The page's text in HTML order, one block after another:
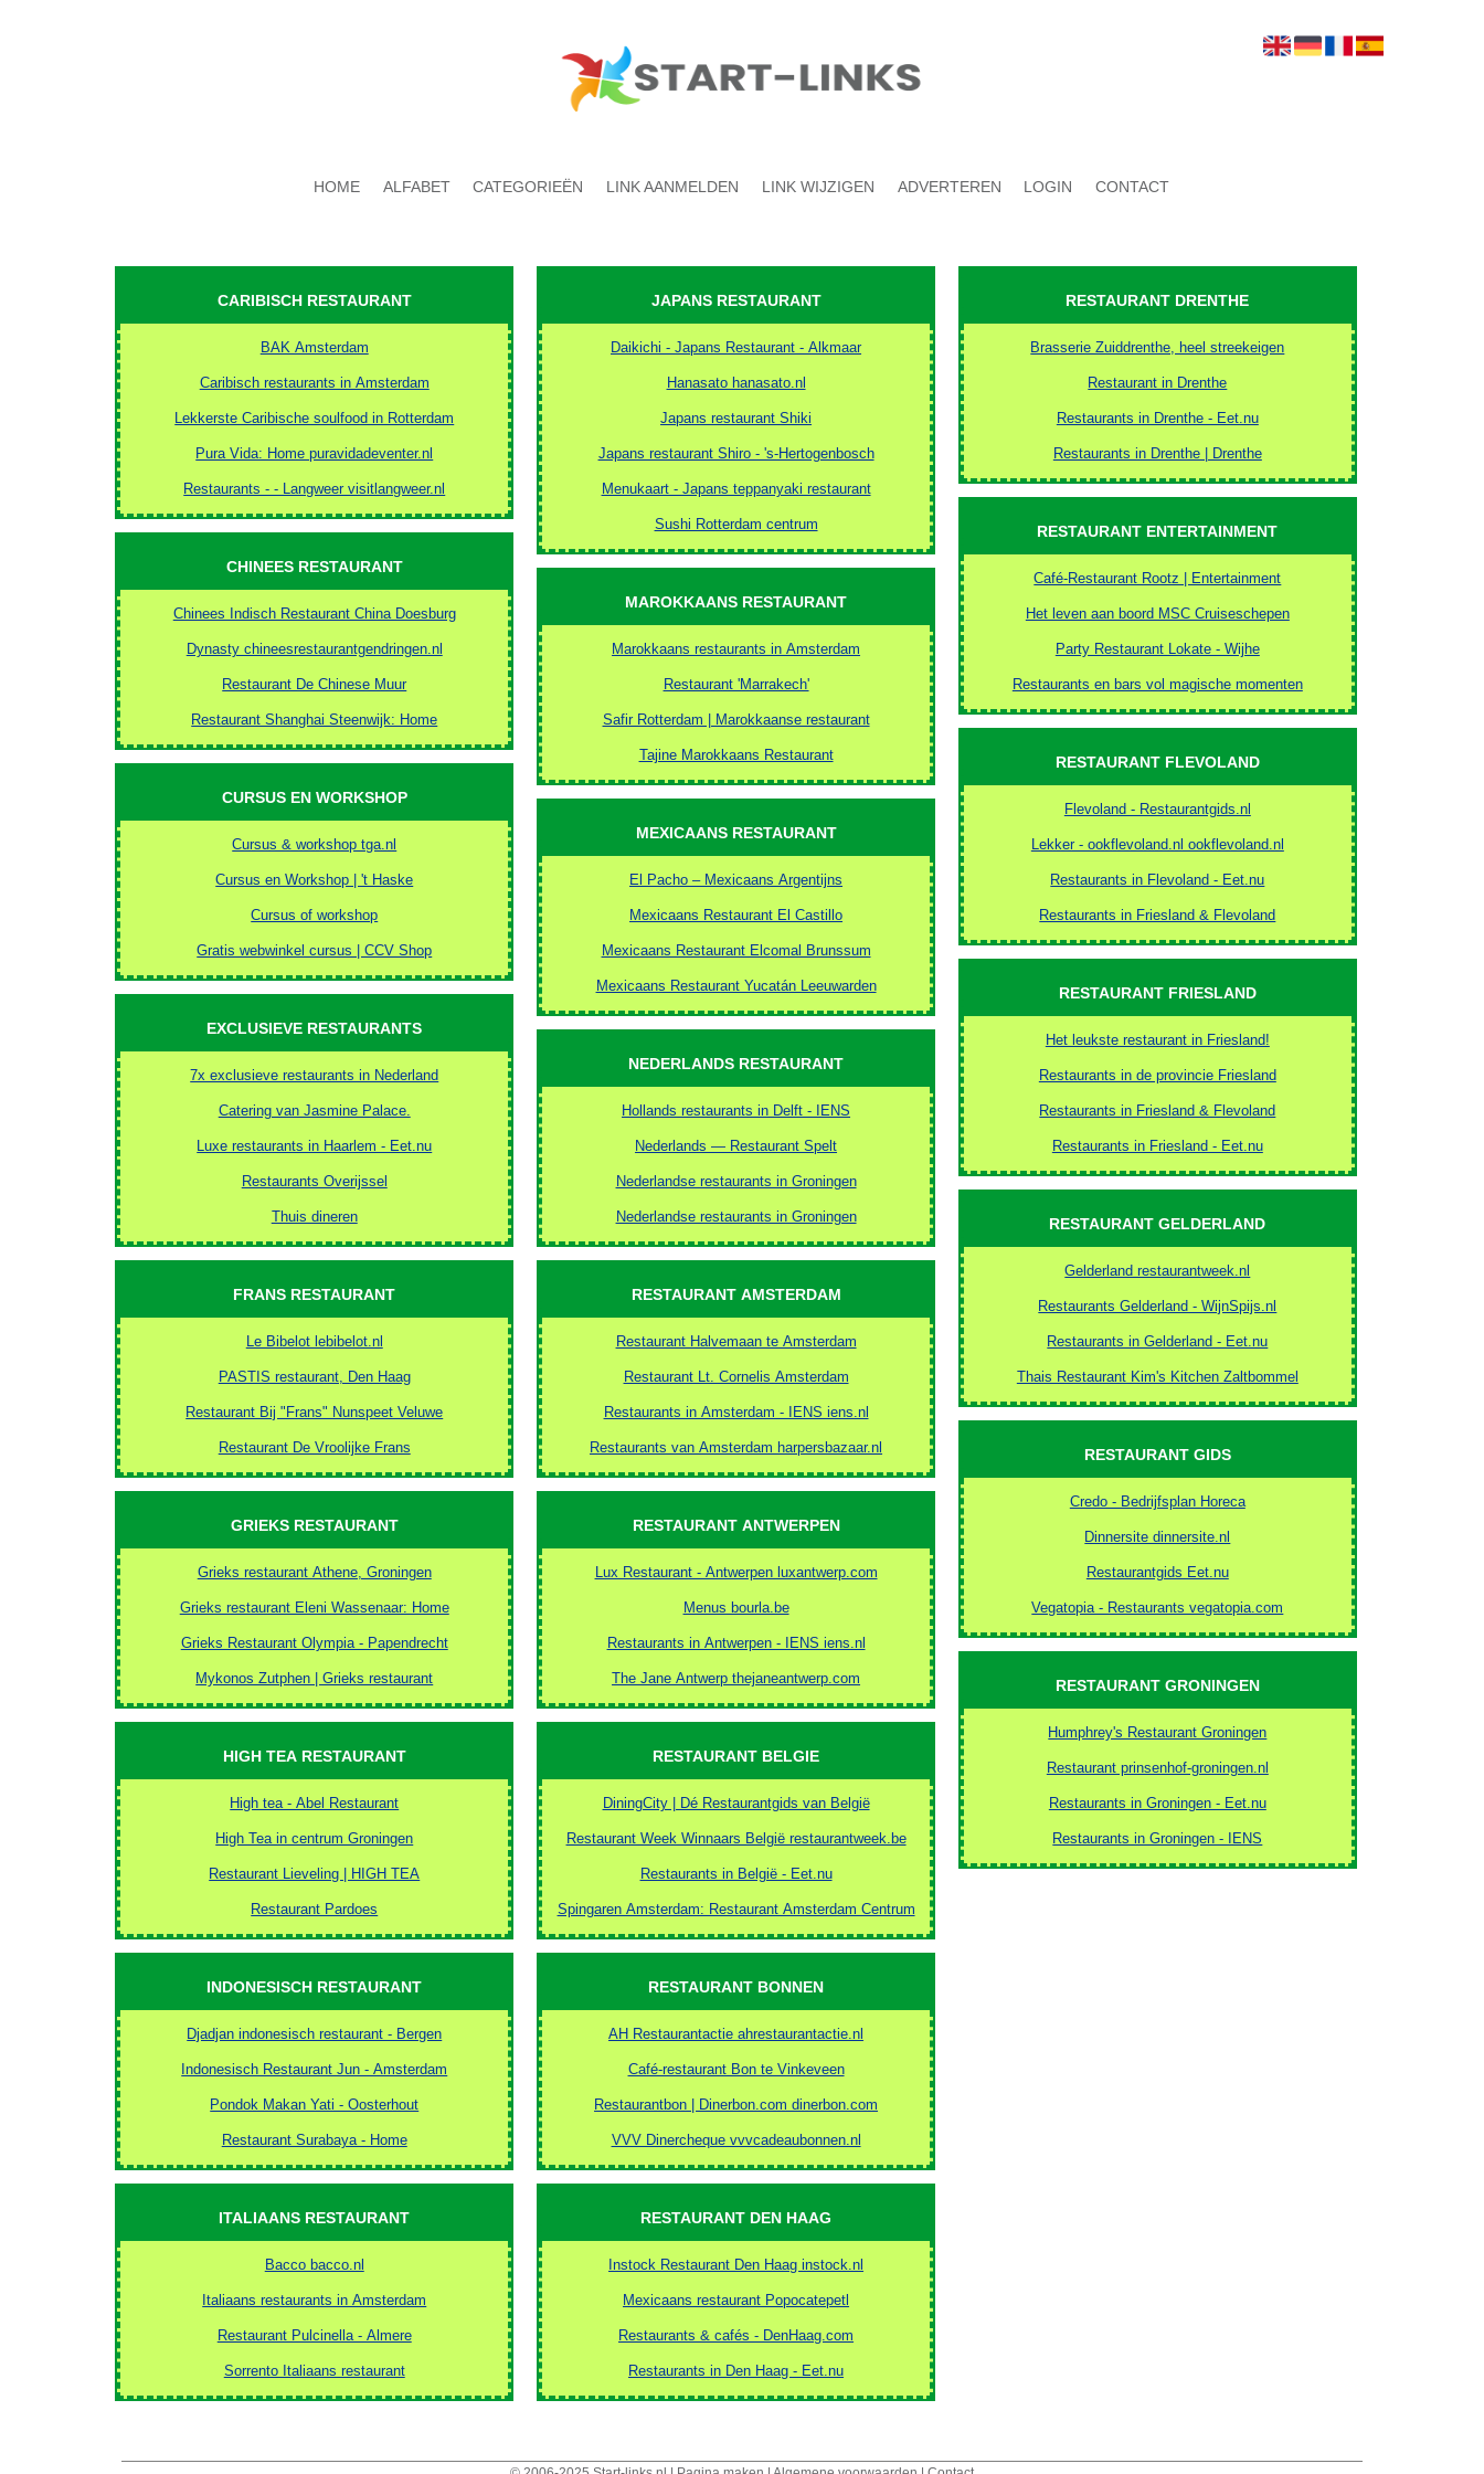
HOME ALFABET CATEGORIEËN LINK AANMELDEN LINK WIJZIGEN ADVERTEREN LOGIN CONTACT
CARIBISCH RESTAURANT
BAK Amsterdam
Caribisch restaurants in Amsterdam
Lekkerste Caribische soulfood in Rotterdam
Pura Vida: Home puravidadeventer.nl
Restaurants - - Langweer visitlangweer.nl
CHINEES RESTAURANT
Chinees Indisch Restaurant China Doesburg
Dynasty chineesrestaurantgendringen.nl
Restaurant De Chinese Muur
Restaurant Shanghai Steenwijk: Home
CURSUS EN WORKSHOP
Cursus & workshop tga.nl
Cursus en Workshop | 't Haske
Cursus of workshop
Gratis webwinkel cursus | CCV Shop
EXCLUSIEVE RESTAURANTS
7x exclusieve restaurants in Nederland
Catering van Jasmine Palace.
Luxe restaurants in Haarlem - Eet.nu
Restaurants Overijssel
Thuis dineren
FRANS RESTAURANT
Le Bibelot lebibelot.nl
PASTIS restaurant, Den Haag
Restaurant Bij "Frans" Nunspeet Veluwe
Restaurant De Vroolijke Frans
GRIEKS RESTAURANT
Grieks restaurant Athene, Groningen
Grieks restaurant Eleni Wassenaar: Home
Grieks Restaurant Olympia - Papendrecht
Mykonos Zutphen | Grieks restaurant
HIGH TEA RESTAURANT
High tea - Abel Restaurant
High Tea in centrum Groningen
Restaurant Lieveling | HIGH TEA
Restaurant Pardoes
INDONESISCH RESTAURANT
Djadjan indonesisch restaurant - Bergen
Indonesisch Restaurant Jun - Amsterdam
Pondok Makan Yati - Oosterhout
Restaurant Surabaya - Home
ITALIAANS RESTAURANT
Bacco bacco.nl
Italiaans restaurants in Amsterdam
Restaurant Pulcinella - Almere
Sorrento Italiaans restaurant
JAPANS RESTAURANT
Daikichi - Japans Restaurant - Alkmaar
Hanasato hanasato.nl
Japans restaurant Shiki
Japans restaurant Shiro - 's-Hertogenbosch
Menukaart - Japans teppanyaki restaurant
Sushi Rotterdam centrum
MAROKKAANS RESTAURANT
Marokkaans restaurants in Amsterdam
Restaurant 'Marrakech'
Safir Rotterdam | Marokkaanse restaurant
Tajine Marokkaans Restaurant
MEXICAANS RESTAURANT
El Pacho – Mexicaans Argentijns
Mexicaans Restaurant El Castillo
Mexicaans Restaurant Elcomal Brunssum
Mexicaans Restaurant Yucatán Leeuwarden
NEDERLANDS RESTAURANT
Hollands restaurants in Delft - IENS
Nederlands — Restaurant Spelt
Nederlandse restaurants in Groningen
Nederlandse restaurants in Groningen
RESTAURANT AMSTERDAM
Restaurant Halvemaan te Amsterdam
Restaurant Lt. Cornelis Amsterdam
Restaurants in Amsterdam - IENS iens.nl
Restaurants van Amsterdam harpersbazaar.nl
RESTAURANT ANTWERPEN
Lux Restaurant - Antwerpen luxantwerp.com
Menus bourla.be
Restaurants in Antwerpen - IENS iens.nl
The Jane Antwerp thejaneantwerp.com
RESTAURANT BELGIE
DiningCity | Dé Restaurantgids van België
Restaurant Week Winnaars België restaurantweek.be
Restaurants in België - Eet.nu
Spingaren Amsterdam: Restaurant Amsterdam Centrum
RESTAURANT BONNEN
AH Restaurantactie ahrestaurantactie.nl
Café-restaurant Bon te Vinkeveen
Restaurantbon | Dinerbon.com dinerbon.com
VVV Dinercheque vvvcadeaubonnen.nl
RESTAURANT DEN HAAG
Instock Restaurant Den Haag instock.nl
Mexicaans restaurant Popocatepetl
Restaurants & cafés - DenHaag.com
Restaurants in Den Haag - Eet.nu
RESTAURANT DRENTHE
Brasserie Zuiddrenthe, heel streekeigen
Restaurant in Drenthe
Restaurants in Drenthe - Eet.nu
Restaurants in Drenthe | Drenthe
RESTAURANT ENTERTAINMENT
Café-Restaurant Rootz | Entertainment
Het leven aan boord MSC Cruiseschepen
Party Restaurant Lokate - Wijhe
Restaurants en bars vol magische momenten
RESTAURANT FLEVOLAND
Flevoland - Restaurantgids.nl
Lekker - ookflevoland.nl ookflevoland.nl
Restaurants in Flevoland - Eet.nu
Restaurants in Friesland & Flevoland
RESTAURANT FRIESLAND
Het leukste restaurant in Friesland!
Restaurants in de provincie Friesland
Restaurants in Friesland & Flevoland
Restaurants in Friesland - Eet.nu
RESTAURANT GELDERLAND
Gelderland restaurantweek.nl
Restaurants Gelderland - WijnSpijs.nl
Restaurants in Gelderland - Eet.nu
Thais Restaurant Kim's Kitchen Zaltbommel
RESTAURANT GIDS
Credo - Bedrijfsplan Horeca
Dinnersite dinnersite.nl
Restaurantgids Eet.nu
Vegatopia - Restaurants vegatopia.com
RESTAURANT GRONINGEN
Humphrey's Restaurant Groningen
Restaurant prinsenhof-groningen.nl
Restaurants in Groningen - Eet.nu
Restaurants in Groningen - IENS